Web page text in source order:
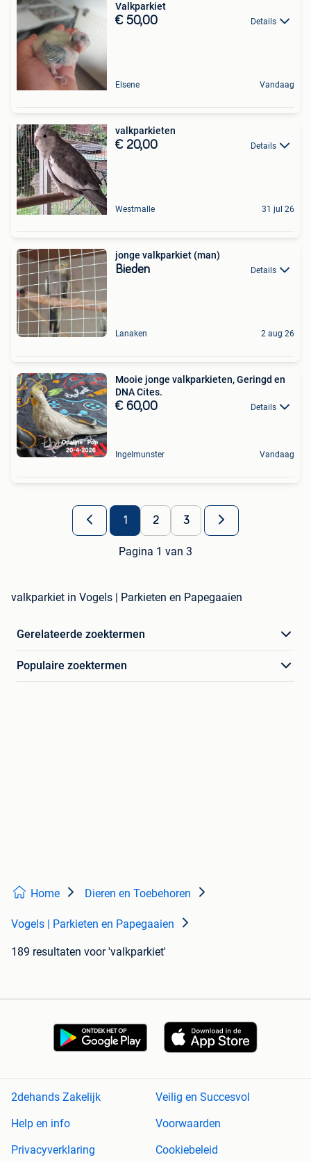
Valkparkiet
€ 50,00 Details
Elsene Vandaag
valkparkieten
€ 20,00 Details
Westmalle 31 jul 26
jonge valkparkiet (man)
Bieden Details
Lanaken 2 aug 26
Mooie jonge valkparkieten, Geringd en
DNA Cites.
€ 60,00 Details
Ingelmunster Vandaag
1 2 3
Pagina 1 van 3
valkparkiet in Vogels | Parkieten en Papegaaien
Gerelateerde zoektermen
Populaire zoektermen
Home Dieren en Toebehoren
Vogels | Parkieten en Papegaaien
189 resultaten voor 'valkparkiet'
2dehands Zakelijk
Veilig en Succesvol
Help en info
Voorwaarden
Privacyverklaring
Cookiebeleid